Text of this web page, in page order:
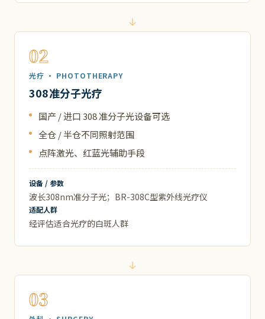
02
光疗 · PHOTOTHERAPY
308准分子光疗
国产 / 进口 308 准分子光设备可选
全仓 / 半仓不同照射范围
点阵激光、红蓝光辅助手段
设备 / 参数
波长308nm准分子光；BR-308C型紫外线光疗仪
适配人群
经评估适合光疗的白斑人群
03